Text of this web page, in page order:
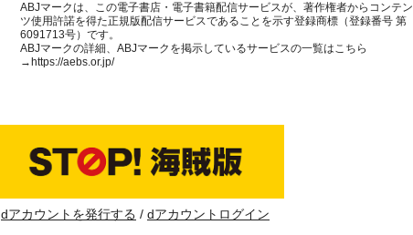
ABJマークは、この電子書店・電子書籍配信サービスが、著作権者からコンテン
ツ使用許諾を得た正規版配信サービスであることを示す登録商標（登録番号 第
6091713号）です。
ABJマークの詳細、ABJマークを掲示しているサービスの一覧はこちら
→ https://aebs.or.jp/
dアカウントを発行する dアカウントログイン